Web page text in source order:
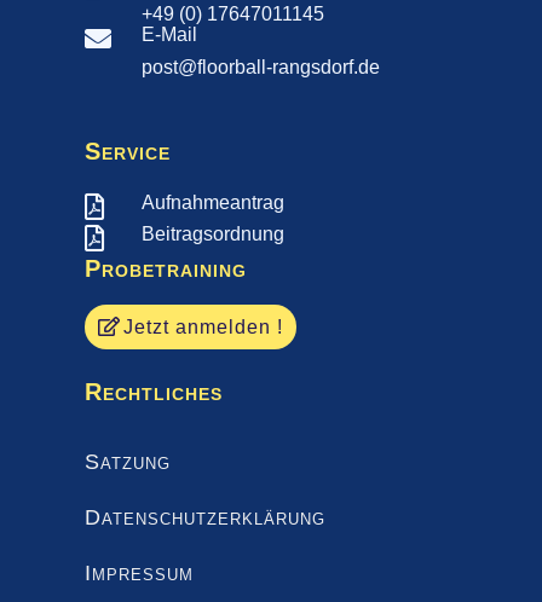
+49 (0) 17647011145

E-Mail
post@floorball-rangsdorf.de
Service
 Aufnahmeantrag
 Beitragsordnung
Probetraining
Jetzt anmelden !
Rechtliches
Satzung
Datenschutzerklärung
Impressum